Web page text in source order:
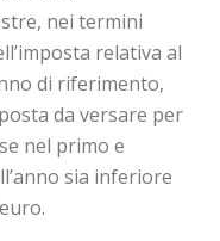
nei termini
relativa al
di riferimento,
da versare per
nel primo e
sia inferiore